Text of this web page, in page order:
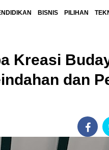
BISNIS PILIHAN
Kreasi
dan